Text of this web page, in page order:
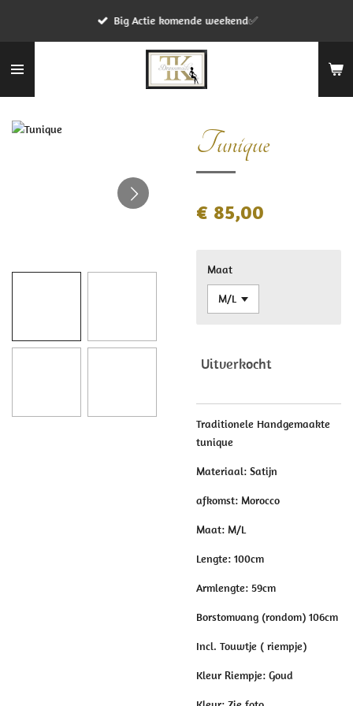
de
Big Actie komende weekend✅
Tunique
€ 85,00
Maat
Uitverkocht
Traditionele Handgemaakte
tunique
Materiaal: Satijn
afkomst: Morocco
Maat: M/L
Lengte: 100cm
Armlengte: 59cm
Borstomvang (rondom) 106cm
Incl. Touwtje ( riempje)
Kleur Riempje: Goud